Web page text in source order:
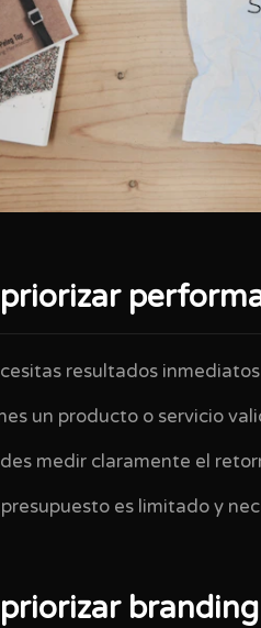
resultados
un producto o servicio
medir claramente el
es limitado y
branding